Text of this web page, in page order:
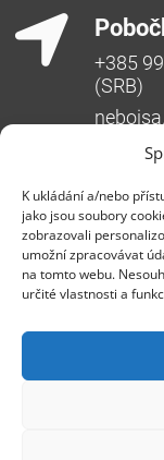
K ukládání a/nebo
jako jsou soubory
zobrazovali
umožní zpracovávat
na tomto webu.
určité vlastnosti a
+385
(SRB)
distributorem s
IT bezpečnosti,
České republice,
Evropě. Jedná se
svým zákazníkům